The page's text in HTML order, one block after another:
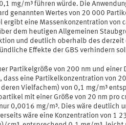
mg/m³ führen würde. Die
genannten Wertes von 20 000
eine Massenkonzentration von
dem heutigen Allgemeinen
und deutlich oberhalb des
Effekte der GBS verhindern
Partikelgröße von 200 nm und einer
dass eine Partikelkonzentration von
Vielfachem) von 0,1 mg/m³
mit einer Größe von 20 nm pro
0,0016 mg/m³. Dies wäre deutlich
wäre eine Konzentration von 1